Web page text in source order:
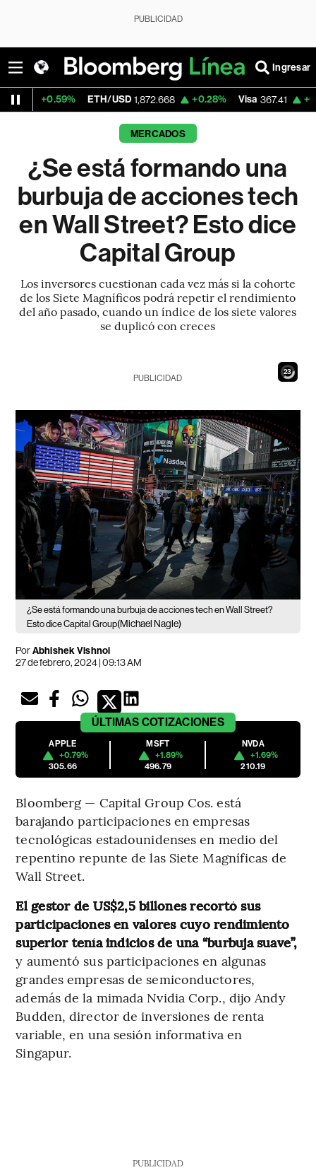
PUBLICIDAD
Ingresar
ETH/USD 1,872.668 +0.28% Visa 367.41 +0.48%
MERCADOS
¿Se está formando una
burbuja de acciones tech
en Wall Street? Esto dice
Capital Group
Los inversores cuestionan cada vez más si la cohorte
de los Siete Magníficos podrá repetir el rendimiento
del año pasado, cuando un índice de los siete valores
se duplicó con creces
21
PUBLICIDAD
¿Se está formando una burbuja de acciones tech en Wall Street?
Esto dice Capital Group(Michael Nagle)
PorAbhishek Vishnoi
27 de febrero, 2024 | 09:13 AM
ÚLTIMAS COTIZACIONES
APPLE
+0.79%
305.66
MSFT
+1.89%
496.79
NVDA
+1.69%
210.19
Bloomberg — Capital Group Cos. está
barajando participaciones en empresas
tecnológicas estadounidenses en medio del
repentino repunte de las Siete Magníficas de
Wall Street.
El gestor de US$2,5 billones recortó sus
participaciones en valores cuyo rendimiento
superior tenía indicios de una “burbuja suave”,
y aumentó sus participaciones en algunas
grandes empresas de semiconductores,
además de la mimada Nvidia Corp., dijo Andy
Budden, director de inversiones de renta
variable, en una sesión informativa en
Singapur.
PUBLICIDAD